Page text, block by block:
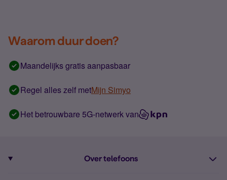
Waarom duur doen?
Maandelijks gratis aanpasbaar
Regel alles zelf metMijn Simyo
Het betrouwbare 5G-netwerk van
Over telefoons